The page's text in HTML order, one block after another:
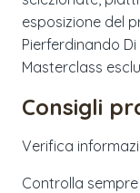
esposizione del
Pierferdinando
Masterclass
Consigli
Verifica
Controlla